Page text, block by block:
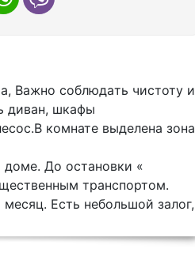
Bажнo cоблюдaть чиcтоту и
диван, шкафы
комнате выделена зона
До остановки «
транспортом.
Есть небольшой залог,